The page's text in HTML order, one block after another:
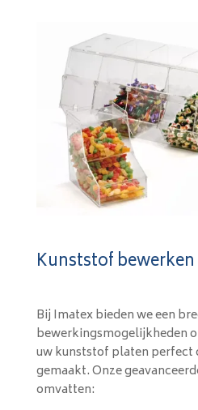
Kunststof bewerken
Bij Imatex bieden we een
bewerkingsmogelijkheden
uw kunststof platen perfect
gemaakt. Onze
omvatten: